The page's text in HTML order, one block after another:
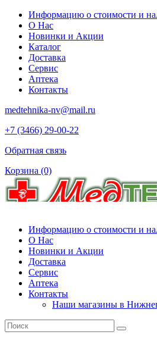
Информацию о стоимости и
О Нас
Новинки и Акции
Каталог
Доставка
Сервис
Аптека
Контакты
medtehnika-nv@mail.ru
+7 (3466) 29-00-22
Обратная связь
Корзина (0)
Информацию о стоимости и
О Нас
Новинки и Акции
Доставка
Сервис
Аптека
Контакты
Наши магазины в